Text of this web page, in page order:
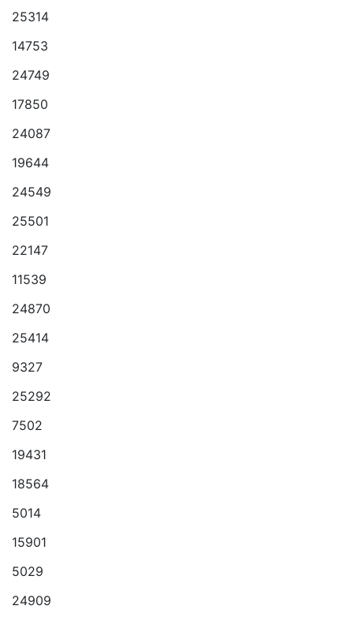
25314
14753
24749
17850
24087
19644
24549
25501
22147
11539
24870
25414
9327
25292
7502
19431
18564
5014
15901
5029
24909